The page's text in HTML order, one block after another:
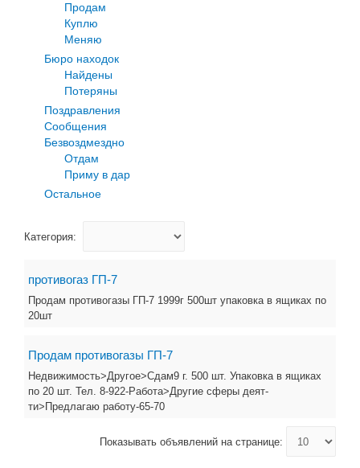
Продам
Куплю
Меняю
Бюро находок
Найдены
Потеряны
Поздравления
Сообщения
Безвоздмездно
Отдам
Приму в дар
Остальное
Категория:
противогаз ГП-7
Продам противогазы ГП-7 1999г 500шт упаковка в ящиках по
20шт
Продам противогазы ГП-7
Недвижимость>Другое>Сдам9 г. 500 шт. Упаковка в ящиках
по 20 шт. Тел. 8-922-Работа>Другие сферы деят-
ти>Предлагаю работу-65-70
Показывать объявлений на странице: